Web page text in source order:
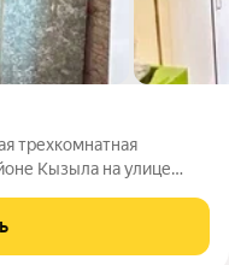
трехкомнатная
Кызыла на улице
68 кв. м, жилая 48